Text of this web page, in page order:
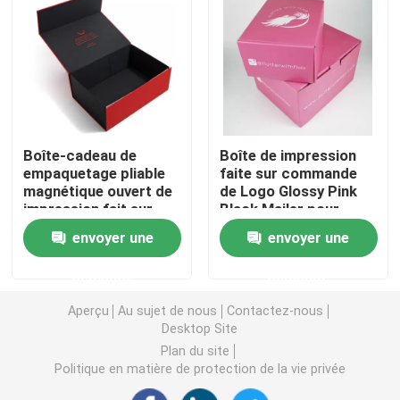
Boîte de empaquetage cosmétique
Emballage des aliments
Impression de livres à couverture rigide
Impression Softcover de livre
Caisses d'emballage d'habillement
Boîte d'emballage de perruque
Boîte-cadeau de
empaquetage pliable
magnétique ouvert de
impression fait sur
commande d'aileron
pour la chaussure
d'habillement
envoyer une
Boîte de impression
faite sur commande
de Logo Glossy Pink
Black Mailer pour
l'emballage de jouets
envoyer une
Aperçu Au sujet de nous
Contactez-nous
Desktop Site
Plan du site
Politique en matière de protection de la vie privée